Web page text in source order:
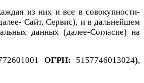
из них и все в совокупности-
Сайт, Сервис), и в дальнейшем
данных (далее-Согласие) на
ОГРН: 5157746013024),